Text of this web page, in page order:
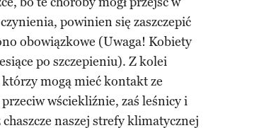
powinien się zaszczepić
obowiązkowe (Uwaga! Kobiety
po szczepieniu). Z kolei
mogą mieć kontakt ze
wściekliźnie, zaś leśnicy i
naszej strefy klimatycznej